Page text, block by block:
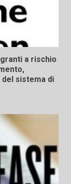
a rischio
sistema di